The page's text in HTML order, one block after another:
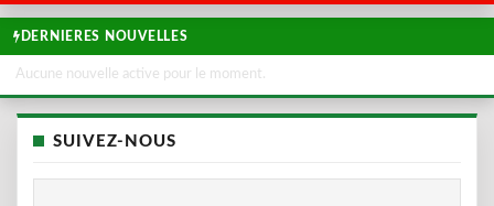
DERNIERES NOUVELLES
Aucune nouvelle active pour le moment.
SUIVEZ-NOUS